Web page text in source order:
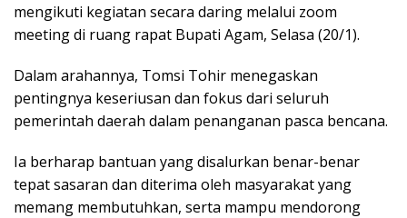
mengikuti kegiatan secara daring melalui zoom
meeting di ruang rapat Bupati Agam, Selasa (20/1).
Dalam arahannya, Tomsi Tohir menegaskan
pentingnya keseriusan dan fokus dari seluruh
pemerintah daerah dalam penanganan pasca bencana.
Ia berharap bantuan yang disalurkan benar-benar
tepat sasaran dan diterima oleh masyarakat yang
memang membutuhkan, serta mampu mendorong